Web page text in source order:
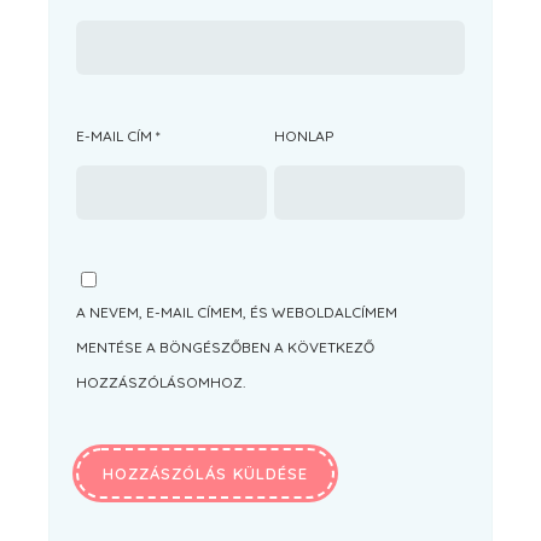
E-MAIL CÍM* HONLAP
A NEVEM, E-MAIL CÍMEM, ÉS WEBOLDALCÍMEM
MENTÉSE A BÖNGÉSZŐBEN A KÖVETKEZŐ
HOZZÁSZÓLÁSOMHOZ.